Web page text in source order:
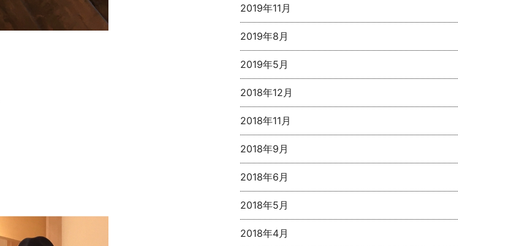
2019年11月
2019年8月
2019年5月
2018年12月
2018年11月
2018年9月
2018年6月
2018年5月
2018年4月